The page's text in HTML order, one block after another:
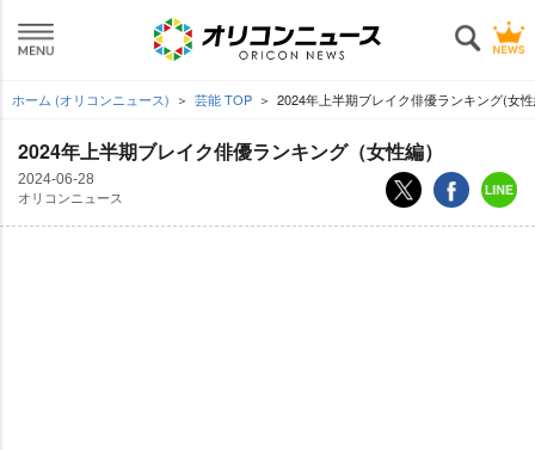
ホーム (オリコンニュース) 芸能 TOP 2024年上半期ブレイク俳優ランキング(女
2024年上半期ブレイク俳優ランキング（女性編）
2024-06-28
オリコンニュース